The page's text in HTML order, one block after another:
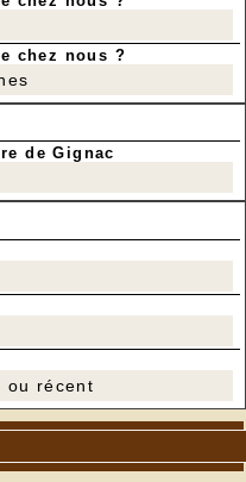
chez nous ?
de Gignac
ou récent